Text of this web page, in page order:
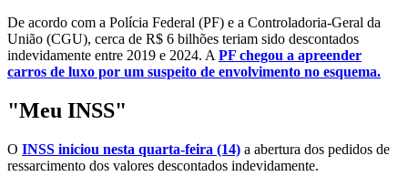
De acordo com a Polícia Federal (PF) e a Controladoria-Geral da
União (CGU), cerca de R$ 6 bilhões teriam sido descontados
indevidamente entre 2019 e 2024. A PF chegou a apreender
carros de luxo por um suspeito de envolvimento no esquema.
"Meu INSS"
O INSS iniciou nesta quarta-feira (14) a abertura dos pedidos de
ressarcimento dos valores descontados indevidamente.